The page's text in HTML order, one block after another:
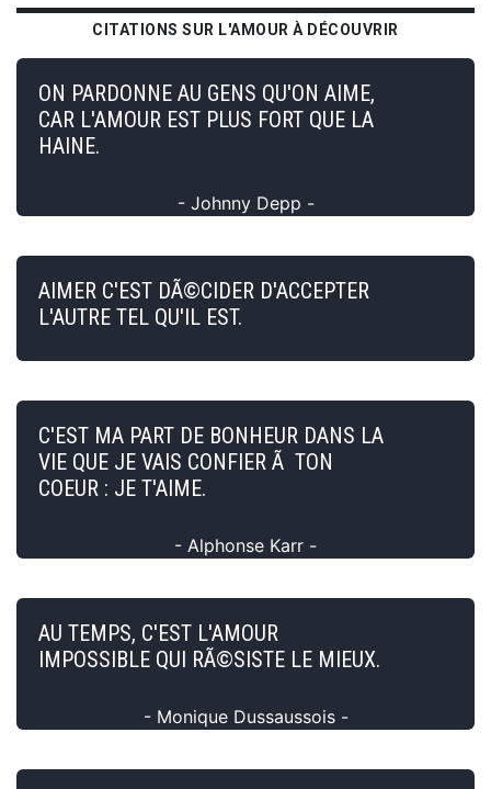
CITATIONS SUR L'AMOUR À DÉCOUVRIR
ON PARDONNE AU GENS QU'ON AIME,
CAR L'AMOUR EST PLUS FORT QUE LA
HAINE.
- Johnny Depp -
AIMER C'EST DÃ©CIDER D'ACCEPTER
L'AUTRE TEL QU'IL EST.
C'EST MA PART DE BONHEUR DANS LA
VIE QUE JE VAIS CONFIER Ã TON
COEUR : JE T'AIME.
- Alphonse Karr -
AU TEMPS, C'EST L'AMOUR
IMPOSSIBLE QUI RÃ©SISTE LE MIEUX.
- Monique Dussaussois -